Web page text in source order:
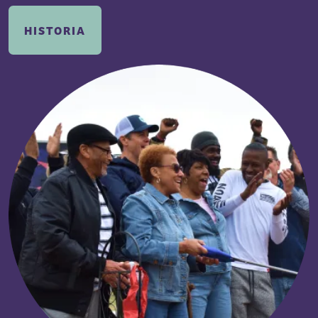
HISTORIA